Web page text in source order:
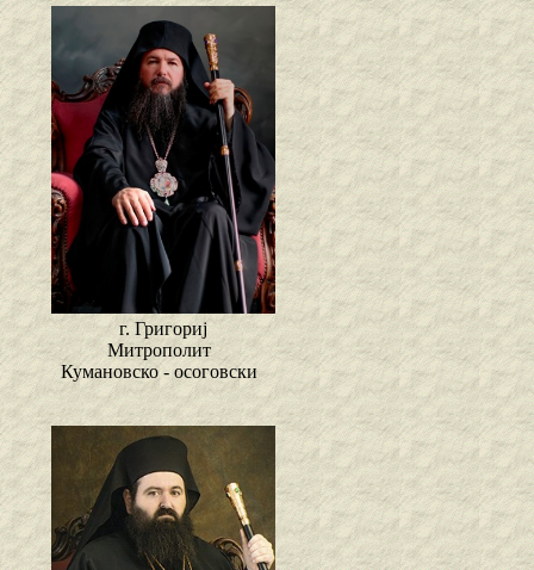
г. Григориј
Митрополит
Кумановско - осоговски